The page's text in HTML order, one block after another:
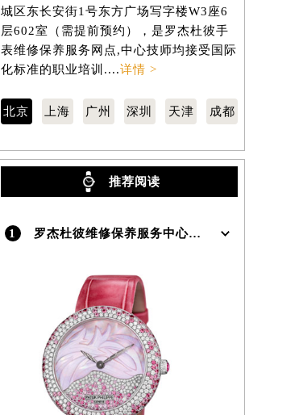
城区东长安街1号东方广场写字楼W3座6
层602室（需提前预约），是罗杰杜彼手
表维修保养服务网点,中心技师均接受国际
化标准的职业培训....详情 >
北京 上海 广州 深圳 天津 成都
推荐阅读
1 罗杰杜彼维修保养服务中心介绍 | RogerDubuis